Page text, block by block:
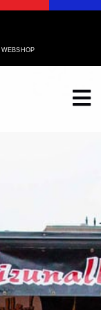
WEBSHOP